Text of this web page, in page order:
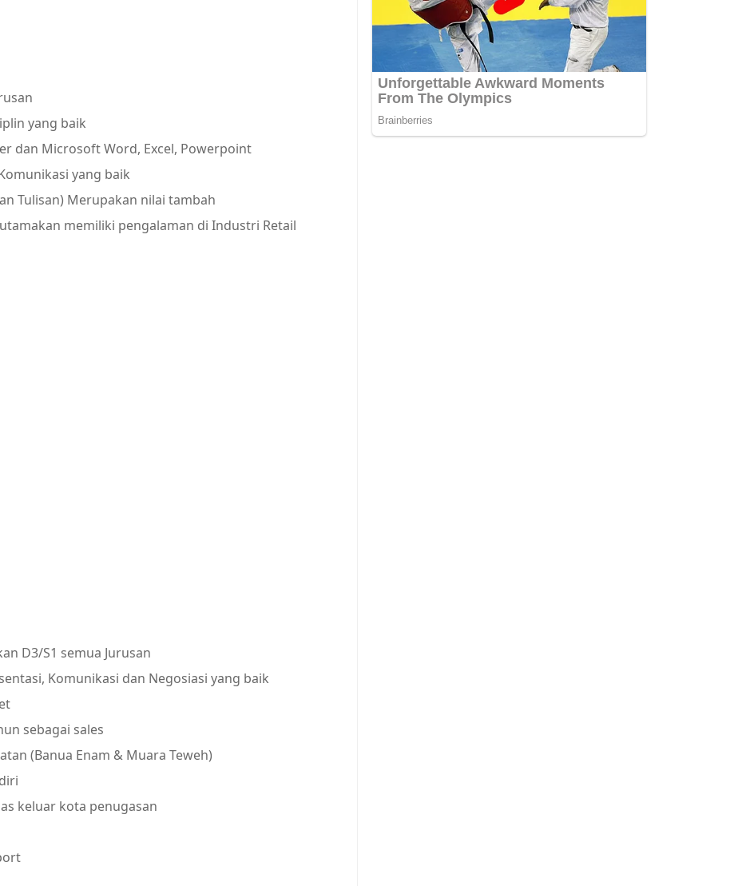
yang baik
dan Microsoft Word, Excel, Powerpoint
yang baik
Tulisan) Merupakan nilai tambah
memiliki pengalaman di Industri Retail
D3/S1 semua Jurusan
Komunikasi dan Negosiasi yang baik
sebagai sales
(Banua Enam & Muara Teweh)
keluar kota penugasan